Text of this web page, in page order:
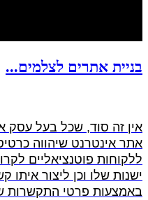
בניית אתרים לצלמים...
אין זה סוד, שכל בעל עסק
אתר אינטרנט שיהווה
ללקוחות פוטנציאליים
ישנות שלו וכן ליצור
באמצעות פרטי התקשרות